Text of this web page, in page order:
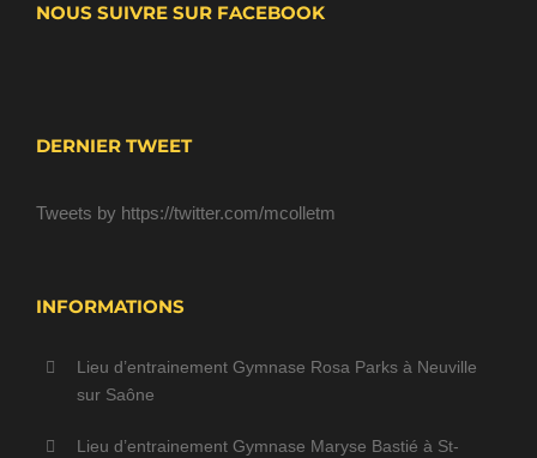
NOUS SUIVRE SUR FACEBOOK
DERNIER TWEET
Tweets by https://twitter.com/mcolletm
INFORMATIONS
Lieu d’entrainement Gymnase Rosa Parks à Neuville
sur Saône
Lieu d’entrainement Gymnase Maryse Bastié à St-